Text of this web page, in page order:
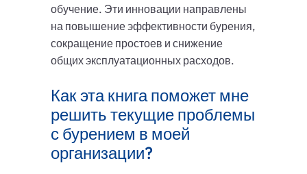
обучение. Эти инновации направлены
на повышение эффективности бурения,
сокращение простоев и снижение
общих эксплуатационных расходов.
Как эта книга поможет мне
решить текущие проблемы
с бурением в моей
организации?